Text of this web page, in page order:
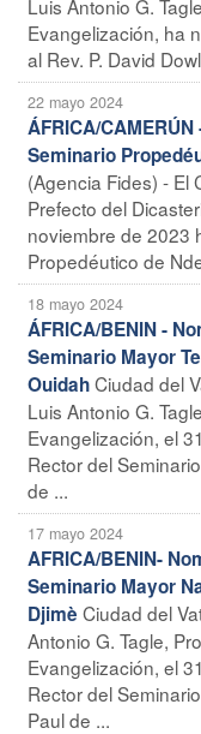
Luis Antonio G.
Evangelización, ha
al Rev. P. David
22 mayo 2024
ÁFRICA/
Seminario
(Agencia Fides) - El
Prefecto del
noviembre de 2023
Propedéutico de
18 mayo 2024
ÁFRICA/BENIN -
Seminario Mayor
OuidahCiudad del
Luis Antonio G.
Evangelización, el
Rector del
de ...
17 mayo 2024
AFRICA/BENIN-
Seminario Mayor
Djimè Ciudad del
Antonio G. Tagle,
Evangelización, el
Rector del
Paul de ...